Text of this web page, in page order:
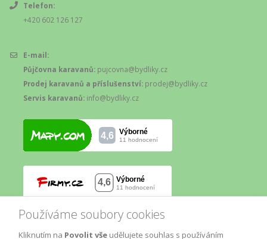
Používáme soubory cookies
Kliknutím na Povolit vše udělujete souhlas s používáním
Telefon:
+420 602 126 127
E-mail:
Půjčovna karavanů: pujcovna@bydliky.cz
Prodej karavanů a příslušenství: prodej@bydliky.cz
Servis karavanů: info@bydliky.cz